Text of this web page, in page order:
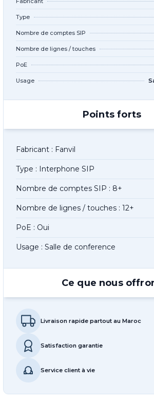
Type
Nombre de comptes SIP
Nombre de lignes / touches
PoE
Usage
Points forts
Fabricant : Fanvil
Type : Interphone SIP
Nombre de comptes SIP : 8+
Nombre de lignes / touches : 12+
PoE : Oui
Usage : Salle de conference
Ce que nous
Livraison rapide partout au Maroc
Satisfaction garantie
Service client à vie